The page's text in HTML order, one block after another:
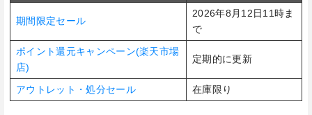
期間限定セール
2026年8月12日11時ま
で
ポイント還元キャンペーン(楽天市場
店)
定期的に更新
アウトレット・処分セール 在庫限り